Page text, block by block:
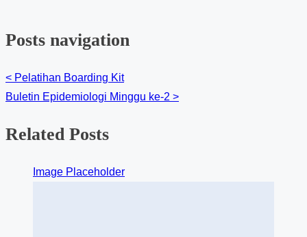
Posts navigation
< Pelatihan Boarding Kit
Buletin Epidemiologi Minggu ke-2 >
Related Posts
Image Placeholder